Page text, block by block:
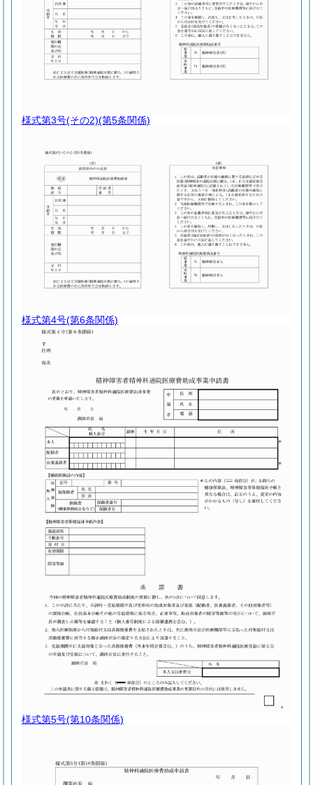
様式第3号(その2)(第5条関係)
様式第4号(第6条関係)
様式第5号(第10条関係)